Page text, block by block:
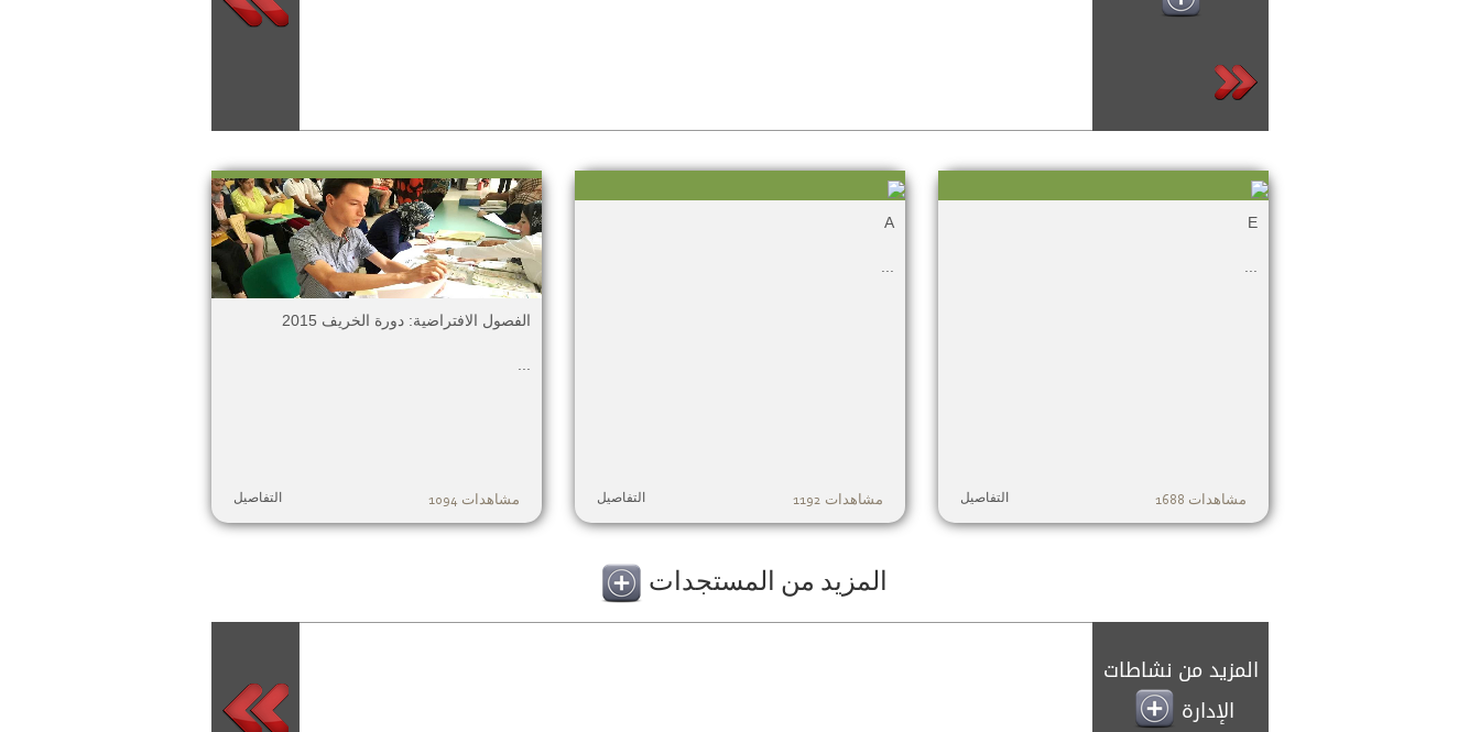
الفصول الافتراضية: دورة الخريف 2015
...
مشاهدات 1094 التفاصيل
A
مشاهدات 1192 التفاصيل
E
مشاهدات 1688 التفاصيل
المزيد من المستجدات
المزيد من نشاطات
الإدارة